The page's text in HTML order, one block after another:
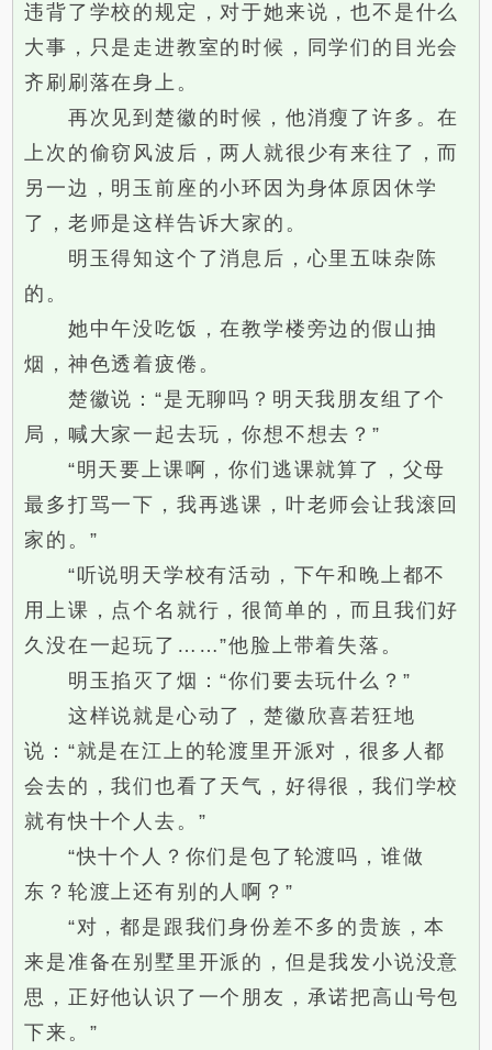
违背了学校的规定，对于她来说，也不是什么
大事，只是走进教室的时候，同学们的目光会
齐刷刷落在身上。
再次见到楚徽的时候，他消瘦了许多。在
上次的偷窃风波后，两人就很少有来往了，而
另一边，明玉前座的小环因为身体原因休学
了，老师是这样告诉大家的。
明玉得知这个了消息后，心里五味杂陈
的。
她中午没吃饭，在教学楼旁边的假山抽
烟，神色透着疲倦。
楚徽说：“是无聊吗？明天我朋友组了个
局，喊大家一起去玩，你想不想去？”
“明天要上课啊，你们逃课就算了，父母
最多打骂一下，我再逃课，叶老师会让我滚回
家的。”
“听说明天学校有活动，下午和晚上都不
用上课，点个名就行，很简单的，而且我们好
久没在一起玩了……”他脸上带着失落。
明玉掐灭了烟：“你们要去玩什么？”
这样说就是心动了，楚徽欣喜若狂地
说：“就是在江上的轮渡里开派对，很多人都
会去的，我们也看了天气，好得很，我们学校
就有快十个人去。”
“快十个人？你们是包了轮渡吗，谁做
东？轮渡上还有别的人啊？”
“对，都是跟我们身份差不多的贵族，本
来是准备在别墅里开派的，但是我发小说没意
思，正好他认识了一个朋友，承诺把高山号包
下来。”